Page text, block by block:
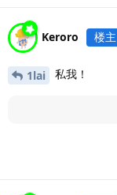
Keroro 楼主
1lai 私我！